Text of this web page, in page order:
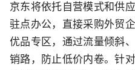
京东将依托自营模式和供
驻点办公，直接采购外贸
优品专区，通过流量倾斜
销路，防止低价内卷。针